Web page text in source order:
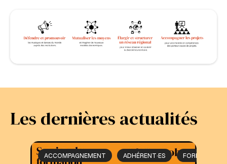
Les dernières actualités
ACCOMPAGNEMENT ADHÉRENT·ES FORMATION